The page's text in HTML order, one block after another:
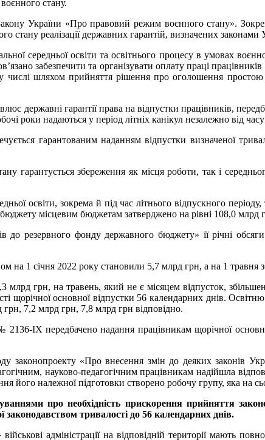
стану.
України «Про правовий режим воєнного стану».
стану реалізації державних гарантій, визначених законами
середньої освіти та освітнього процесу в умовах
забезпечити та організувати оплату праці
шляхом прийняття рішення про оголошення
державні гарантії права на відпустки працівників,
роки надаються у період літніх канікул незалежно від
гарантованим наданням відпустки визначеної
гарантується збереження як місця роботи, так і
освіти, зокрема й під час літнього відпускного
місцевим бюджетам затверджено на рівні 108,0 млрд
фонду державного бюджету» її річні
на 1 січня 2022 року становили 5,7 млрд грн, а на 1 травня
млрд грн, на травень, який не є місяцем відпусток,
щорічної основної відпустки 56 календарних днів.
грн, 7,2 млрд грн, 7,8 млрд грн відповідно.
ІХ передбачено надання працівникам щорічної
«Про внесення змін до деяких законів
науково-педагогічним працівникам надійшла
його належної підготовки створено робочу групу, яка на
про необхідність прискорення прийняття
законодавством тривалості до 56 календарних днів.
адміністрації на відповідній території мають